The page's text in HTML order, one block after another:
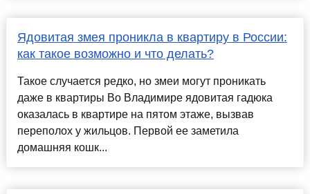
Ядовитая змея проникла в квартиру в России:
как такое возможно и что делать?
Такое случается редко, но змеи могут проникать
даже в квартиры Во Владимире ядовитая гадюка
оказалась в квартире на пятом этаже, вызвав
переполох у жильцов. Первой ее заметила
домашняя кошк...